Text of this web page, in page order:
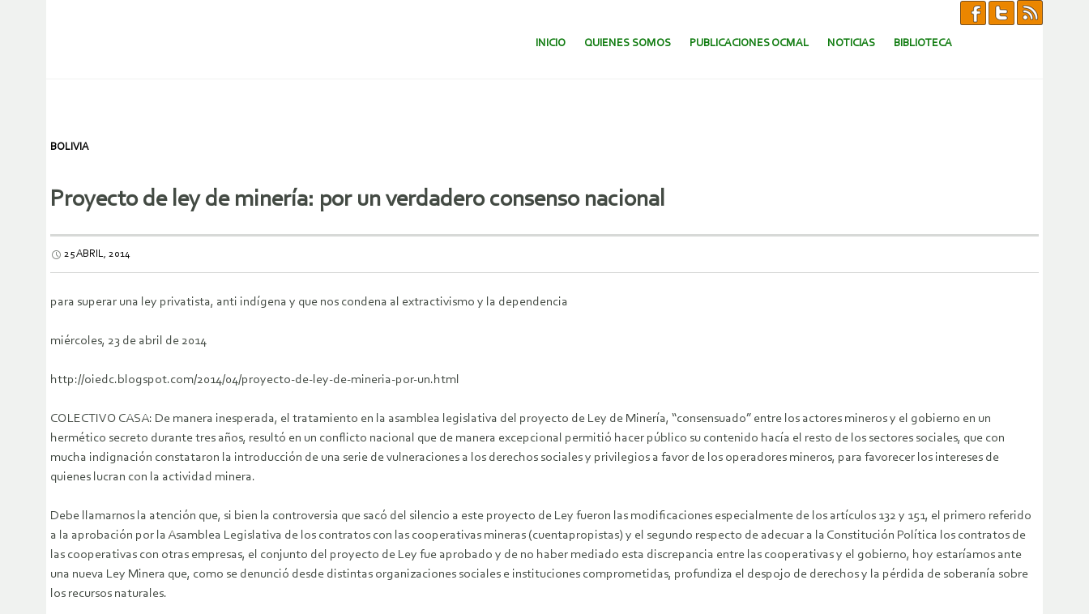
SALTAR AL CONTENIDO.
INICIO QUIENES SOMOS PUBLICACIONES OCMAL NOTICIAS BIBLIOTECA
BOLIVIA
Proyecto de ley de minería: por un verdadero consenso nacional
25 ABRIL, 2014
para superar una ley privatista, anti indígena y que nos condena al extractivismo y la dependencia
miércoles, 23 de abril de 2014
http://oiedc.blogspot.com/2014/04/proyecto-de-ley-de-mineria-por-un.html
COLECTIVO CASA: De manera inesperada, el tratamiento en la asamblea legislativa del proyecto de Ley de Minería, “consensuado” entre los actores mineros y el gobierno en un
hermético secreto durante tres años, resultó en un conflicto nacional que de manera excepcional permitió hacer público su contenido hacía el resto de los sectores sociales, que con
mucha indignación constataron la introducción de una serie de vulneraciones a los derechos sociales y privilegios a favor de los operadores mineros, para favorecer los intereses de
quienes lucran con la actividad minera.
Debe llamarnos la atención que, si bien la controversia que sacó del silencio a este proyecto de Ley fueron las modificaciones especialmente de los artículos 132 y 151, el primero referido
a la aprobación por la Asamblea Legislativa de los contratos con las cooperativas mineras (cuentapropistas) y el segundo respecto de adecuar a la Constitución Política los contratos de
las cooperativas con otras empresas, el conjunto del proyecto de Ley fue aprobado y de no haber mediado esta discrepancia entre las cooperativas y el gobierno, hoy estaríamos ante
una nueva Ley Minera que, como se denunció desde distintas organizaciones sociales e instituciones comprometidas, profundiza el despojo de derechos y la pérdida de soberanía sobre
los recursos naturales.